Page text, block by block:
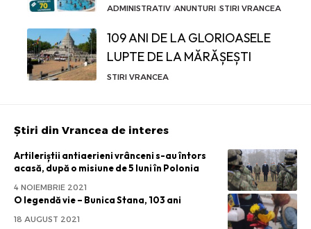
ADMINISTRATIV ANUNTURI STIRI VRANCEA
109 ANI DE LA GLORIOASELE
LUPTE DE LA MĂRĂȘEȘTI
STIRI VRANCEA
Știri din Vrancea de interes
Artileriștii antiaerieni vrânceni s-au întors
acasă, după o misiune de 5 luni în Polonia
4 NOIEMBRIE 2021
O legendă vie – Bunica Stana, 103 ani
18 AUGUST 2021